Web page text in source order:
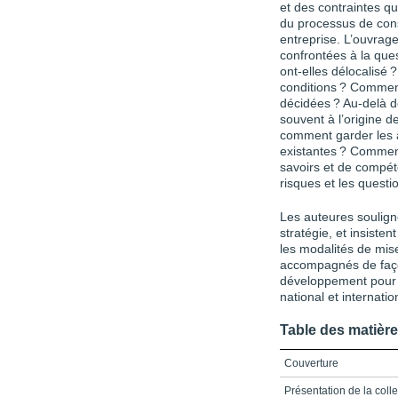
et des contraintes
du processus de
entreprise.
confrontées à la
ont-elles délocalisé
conditions ?
décidées ? Au-delà
souvent à l’origine
comment garder les
existantes ?
savoirs et de
risques et les
Les auteures
stratégie, et
les modalités de
accompagnés de
développement
national et
Table des
Couverture
Présentation de la